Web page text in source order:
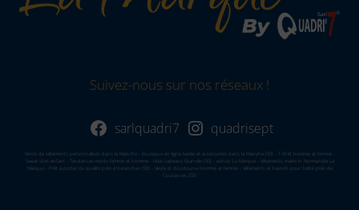
Suivez-nous sur nos réseaux !
sarlquadri7 quadrisept
Vente de vêtements personnalisés dans la Manche - Boutique en ligne textile et accessoires dans la Manvhe (50) - T-Shirt homme et femme -
Sweat shirt enfant - Tendances mode femme et homme - Idée cadeaux Granville (50) - eshop La Marque - Vêtements made in Normandie La
Marque - Prêt à porter de qualité près d'Avranches (50) - Veste et doudoune homme et femme - Vêtements et bavoirs pour bébé près de
Coutances (50)